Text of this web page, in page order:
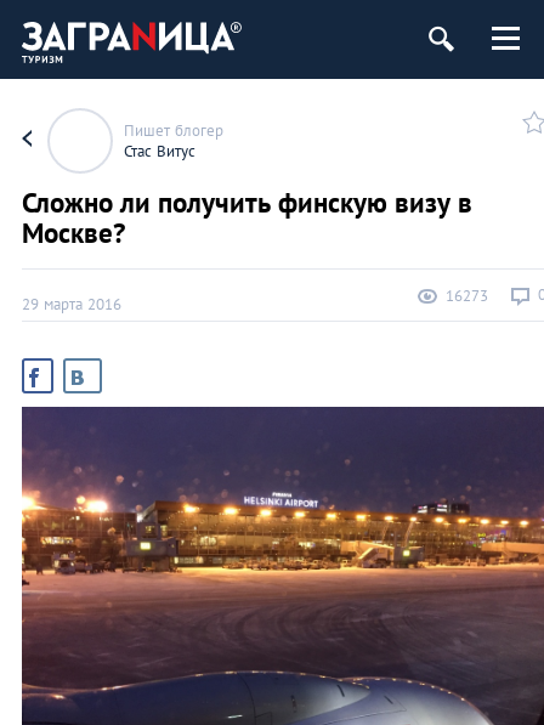
Пишет блогер
Стас Витус
Сложно ли получить финскую визу в
Москве?
29 марта 2016 16273